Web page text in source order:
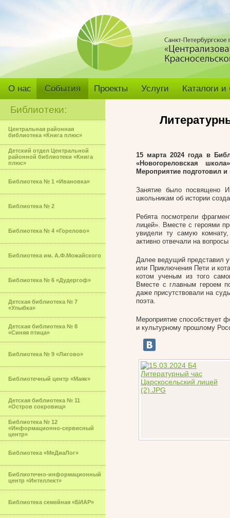
О нас События Проекты Услуги Каталоги
Библиотеки:
Центральная районная
библиотека «Книга плюс»
Детский отдел Центральной
районной библиотеки «Книга
плюс»
Библиотека № 1 «Ивановка»
Библиотека № 2
Библиотека № 4 «Горелово»
Библиотека им. А.Ф.Можайского
Библиотека № 6 «Дудергоф»
Детская библиотека № 7
«Улыбка»
Детская библиотека № 8
«Синяя птица»
Библиотека № 9 «Лигово»
Библиотечный центр «Маяк»
Детская библиотека № 11
«Остров сокровищ»
Библиотека № 12
«Информационно-сервисный
центр»
Библиотека «МеДиаЛог»
Библиотечно-информационный
центр «Интеллект»
Библиотека семейная «БИАР»
15 марта 2024 года в
«Новогореловская
Мероприятие подготовил
Занятие было посвящено
школьникам об истории
Ребята посмотрели
лицей». Вместе с героями
увидели ту самую
активно отвечали на
Далее ведущий представил
или Приключения Пети и
котом ученым из того
Вместе с главным героем
даже присутствовали на
поэта.
Мероприятие способствует
и культурному прошлому